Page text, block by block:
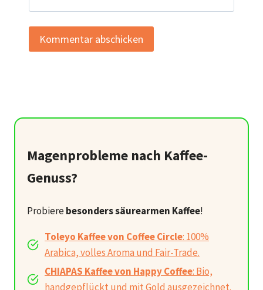
Magenprobleme nach Kaffee-
Genuss?
Probierebesonders säurearmen Kaffee!
Toleyo Kaffee von Coffee Circle: 100%
Arabica, volles Aroma und Fair-Trade.
CHIAPAS Kaffee von Happy Coffee: Bio,
handgepflückt und mit Gold ausgezeichnet.